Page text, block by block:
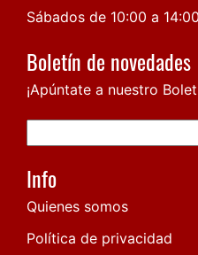
Sábados de 10:00 a
Boletín de novedades
¡Apúntate a nuestro
Info
Quienes somos
Política de privacidad